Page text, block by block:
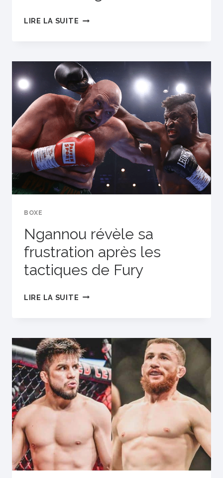
LIRE LA SUITE MUSK
ZUCKERBERG
BOXE
Ngannou révèle sa
frustration après les
tactiques de Fury
LIRE LA SUITE NGANNOU
FRUSTRATION
APRÈS
LES
TACTIQUES
DE
FURY